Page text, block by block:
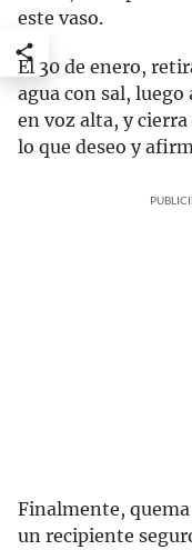
este vaso.
El 30 de enero,
agua con sal,
en voz alta, y
lo que deseo y
Finalmente,
un recipiente